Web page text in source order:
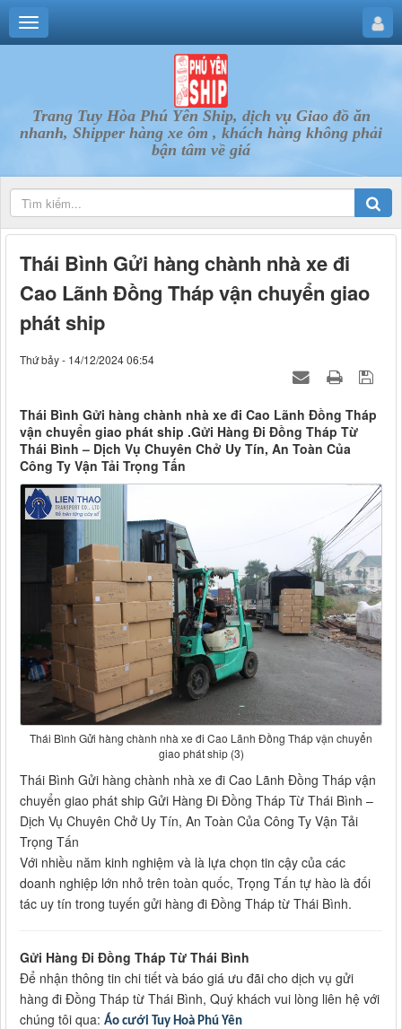
Trang Tuy Hòa Phú Yên Ship, dịch vụ Giao đồ ăn
nhanh, Shipper hàng xe ôm , khách hàng không phải
bận tâm về giá
Thái Bình Gửi hàng chành nhà xe đi
Cao Lãnh Đồng Tháp vận chuyển giao
phát ship
Thứ bảy - 14/12/2024 06:54
Thái Bình Gửi hàng chành nhà xe đi Cao Lãnh Đồng Tháp
vận chuyển giao phát ship .Gửi Hàng Đi Đồng Tháp Từ
Thái Bình – Dịch Vụ Chuyên Chở Uy Tín, An Toàn Của
Công Ty Vận Tải Trọng Tấn
Thái Bình Gửi hàng chành nhà xe đi Cao Lãnh Đồng Tháp vận chuyển
giao phát ship (3)
Thái Bình Gửi hàng chành nhà xe đi Cao Lãnh Đồng Tháp vận
chuyển giao phát ship Gửi Hàng Đi Đồng Tháp Từ Thái Bình –
Dịch Vụ Chuyên Chở Uy Tín, An Toàn Của Công Ty Vận Tải
Trọng Tấn
Với nhiều năm kinh nghiệm và là lựa chọn tin cậy của các
doanh nghiệp lớn nhỏ trên toàn quốc, Trọng Tấn tự hào là đối
tác uy tín trong tuyến gửi hàng đi Đồng Tháp từ Thái Bình.
Gửi Hàng Đi Đồng Tháp Từ Thái Bình
Để nhận thông tin chi tiết và báo giá ưu đãi cho dịch vụ gửi
hàng đi Đồng Tháp từ Thái Bình, Quý khách vui lòng liên hệ với
chúng tôi qua: Áo cưới Tuy Hoà Phú Yên